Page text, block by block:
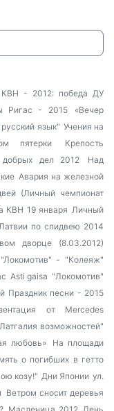
КВН - 2012: победа ДУ
Ригас - 2015
«Вечер
язык" Учения на
пятерки
Крепость
добрых дел 2012
Над
Авария на железной
(Личный чемпионат
КВН 19 января Личный
по спидвею 2014
дворце (8.03.2012)
"Локомотив" - "Колеяж"
Asti gaisa "Локомотив"
Праздник песни - 2015
от Mercedes
возможностей"
любовь»
На площади
о погибших в гетто
козу!" Дни Японии ул.
Ветром сносит деревья